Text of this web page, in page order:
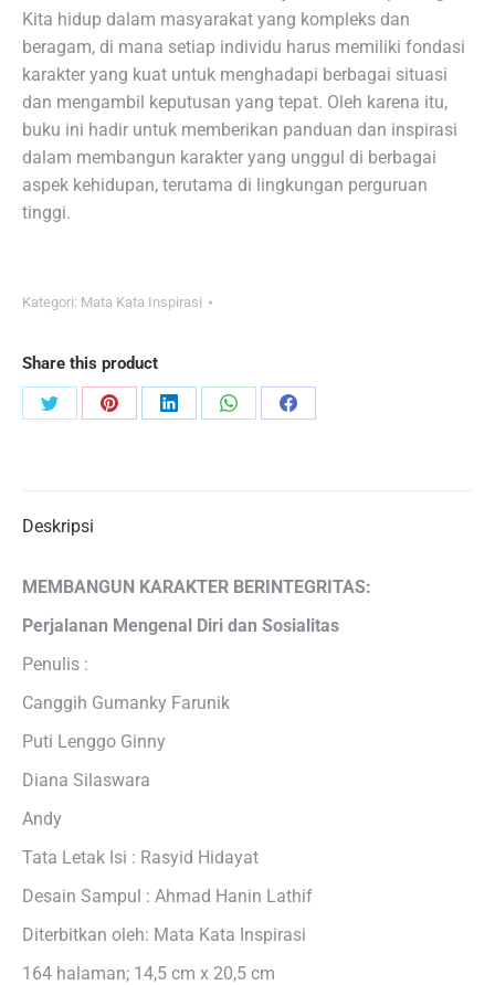
Kita hidup dalam masyarakat yang kompleks dan
beragam, di mana setiap individu harus memiliki fondasi
karakter yang kuat untuk menghadapi berbagai situasi
dan mengambil keputusan yang tepat. Oleh karena itu,
buku ini hadir untuk memberikan panduan dan inspirasi
dalam membangun karakter yang unggul di berbagai
aspek kehidupan, terutama di lingkungan perguruan
tinggi.
Kategori: Mata Kata Inspirasi
Share this product
Share
Share
Share
Share
Share
Deskripsi
MEMBANGUN KARAKTER BERINTEGRITAS:
Perjalanan Mengenal Diri dan Sosialitas
Penulis :
Canggih Gumanky Farunik
Puti Lenggo Ginny
Diana Silaswara
Andy
Tata Letak Isi : Rasyid Hidayat
Desain Sampul : Ahmad Hanin Lathif
Diterbitkan oleh: Mata Kata Inspirasi
164 halaman; 14,5 cm x 20,5 cm